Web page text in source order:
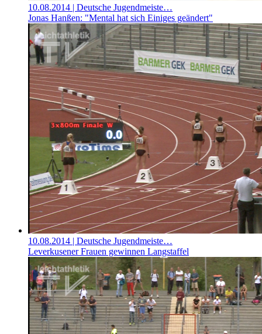
10.08.2014 | Deutsche Jugendmeiste…
Jonas Hanßen: "Mental hat sich Einiges geändert"
10.08.2014 | Deutsche Jugendmeiste…
Leverkusener Frauen gewinnen Langstaffel